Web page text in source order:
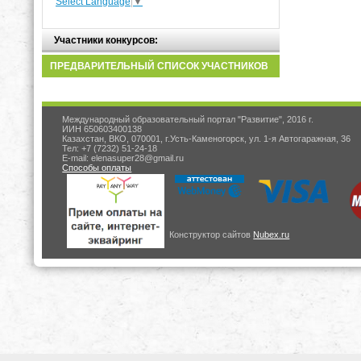
Участники конкурсов:
ПРЕДВАРИТЕЛЬНЫЙ СПИСОК УЧАСТНИКОВ
Международный образовательный портал "Развитие", 2016 г.
ИИН 650603400138
Казахстан, ВКО, 070001, г.Усть-Каменогорск, ул. 1-я Автогаражная, 36
Тел: +7 (7232) 51-24-18
E-mail: elenasuper28@gmail.ru
Способы оплаты
Конструктор сайтов Nubex.ru